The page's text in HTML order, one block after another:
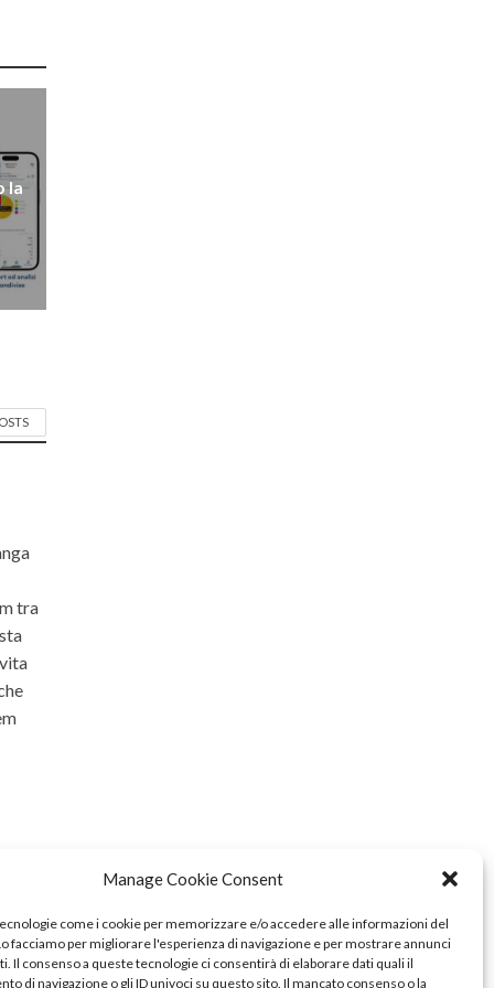
Manage Cookie Consent
come i cookie per memorizzare e/o accedere alle informazioni del
facciamo per migliorare l'esperienza di navigazione e per mostrare annunci
Il consenso a queste tecnologie ci consentirà di elaborare dati quali il
di navigazione o gli ID univoci su questo sito. Il mancato consenso o la
la
tra